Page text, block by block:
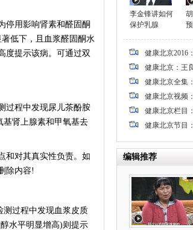
用影响肾素和醛固酮
低下，且血浆醛固酮水
度提示该病。可通过双
程中发现尿儿茶酚胺
基肾上腺素和甲氧基去
和对其真实性负责。如
除内容!
过程中发现血浆皮质
水平明显增高)则提示
李金锋讲如何
保护乳腺
健康北京2016
健康北京：王
健康北京全集
健康北京视频
健康北京栏目
健康北京节目
编辑推荐